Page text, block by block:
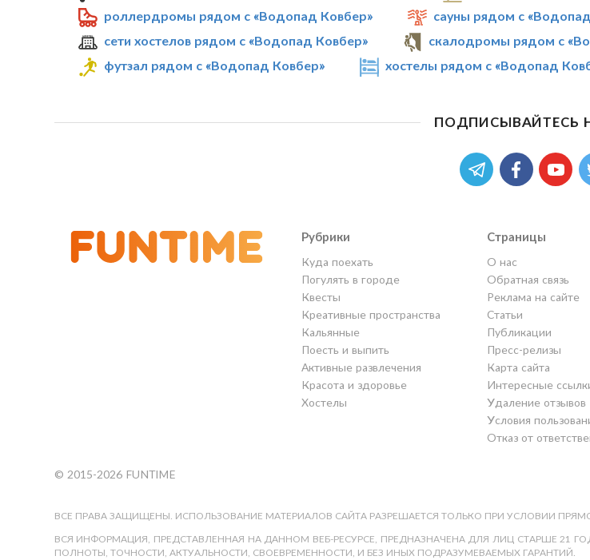
роллердромы рядом с «Водопад Ковбер»
сауны рядом с
сети хостелов рядом с «Водопад Ковбер»
скалодромы рядом с
футзал рядом с «Водопад Ковбер»
хостелы рядом с «Водопад
ПОДПИСЫВАЙТЕСЬ
Рубрики
Куда поехать
Погулять в городе
Квесты
Креативные пространства
Кальянные
Поесть и выпить
Активные развлечения
Красота и здоровье
Хостелы
Страницы
О нас
Обратная связь
Реклама на сайте
Статьи
Публикации
Пресс-релизы
Карта сайта
Интересные
Удаление отзывов
Условия
Отказ от
© 2015-2026 FUNTIME
ВСЕ ПРАВА ЗАЩИЩЕНЫ. ИСПОЛЬЗОВАНИЕ МАТЕРИАЛОВ САЙТА РАЗРЕШАЕТСЯ ТОЛЬКО ПРИ УСЛОВИИ
ВСЯ ИНФОРМАЦИЯ, ПРЕДСТАВЛЕННАЯ НА ДАННОМ ВЕБ-РЕСУРСЕ, ПРЕДНАЗНАЧЕНА ДЛЯ ЛИЦ СТАРШЕ 21
ПОЛНОТЫ, ТОЧНОСТИ, АКТУАЛЬНОСТИ, СВОЕВРЕМЕННОСТИ, И БЕЗ ИНЫХ ПОДРАЗУМЕВАЕМЫХ ГАРАНТИЙ.